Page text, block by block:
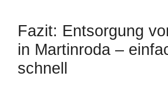
Fazit: Entsorgung
in Martinroda –
schnell